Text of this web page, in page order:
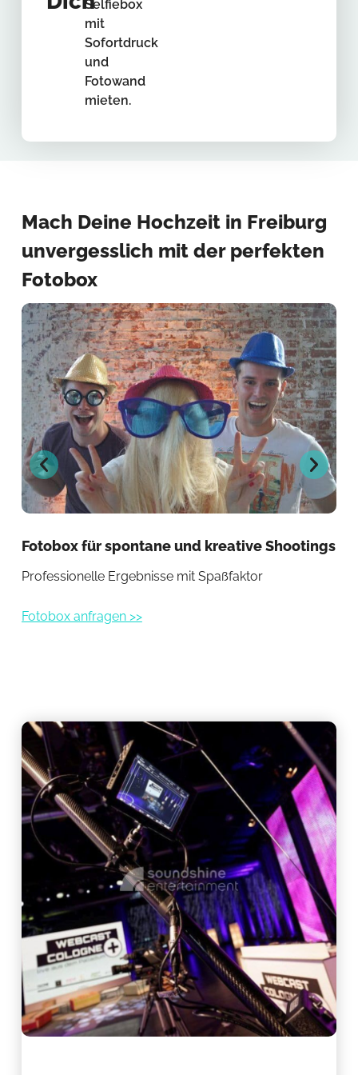
Selfiebox
mit
Sofortdruck
und
Fotowand
mieten.
Mach Deine Hochzeit in Freiburg
unvergesslich mit der perfekten
Fotobox
Fotobox für spontane und kreative Shootings
Professionelle Ergebnisse mit Spaßfaktor
Fotobox anfragen >>